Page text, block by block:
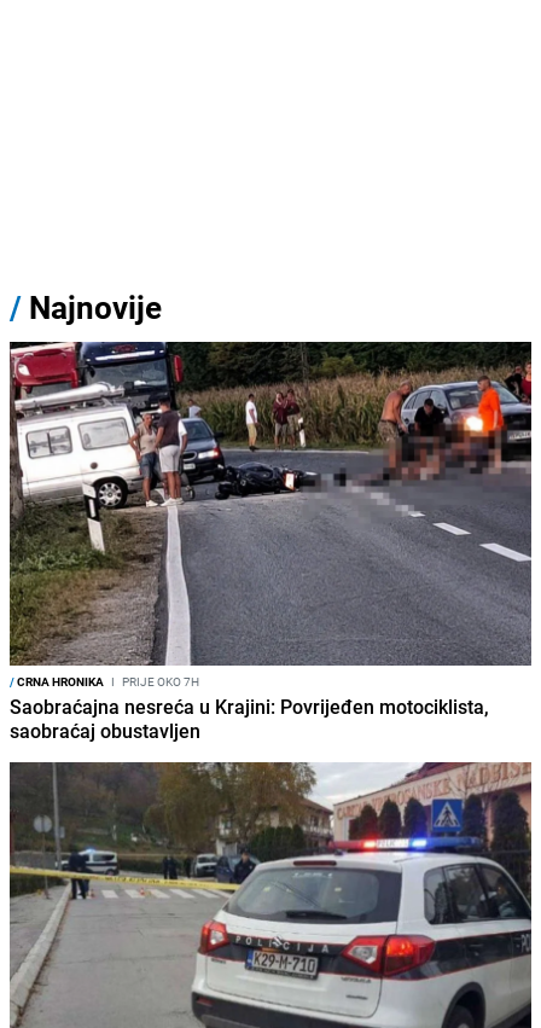
/ Najnovije
/CRNA HRONIKA I PRIJE OKO 7H
Saobraćajna nesreća u Krajini: Povrijeđen motociklista,
saobraćaj obustavljen